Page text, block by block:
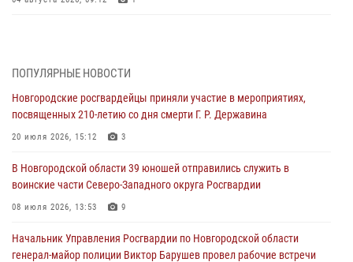
В Великом Новгороде сотрудники центра лицензионно-
разрешительной работы Росгвардии провели телефонную «горячую
30 июля 2026, 14:36 1
Новгородские росгвардейцы рассказали о службе детям из летнего
30 июля 2026, 08:40 5
ПОПУЛЯРНЫЕ НОВОСТИ
Новгородские росгвардейцы приняли участие в мероприятиях,
посвященных 210-летию со дня смерти Г. Р. Державина
20 июля 2026, 15:12 3
В Новгородской области 39 юношей отправились служить в
воинские части Северо-Западного округа Росгвардии
08 июля 2026, 13:53 9
Начальник Управления Росгвардии по Новгородской области
генерал-майор полиции Виктор Барушев провел рабочие встречи